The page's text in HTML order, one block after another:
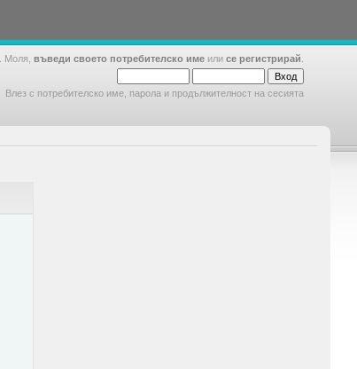
. Моля, въведи своето потребителско име или се регистрирай
Влез с потребителско име, парола и продължителност на сесията